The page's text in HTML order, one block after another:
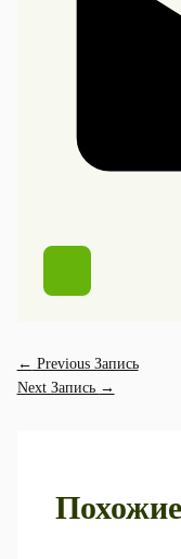
← Previous Запись
Next Запись →